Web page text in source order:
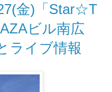
金)「Star☆T
ビル南広
ライブ情報